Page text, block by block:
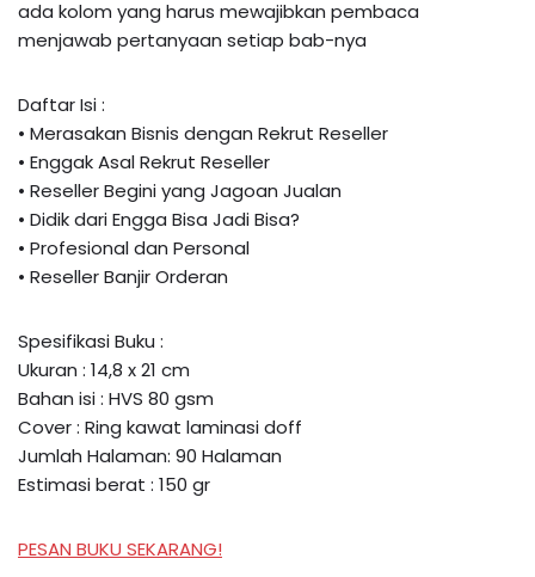
ada kolom yang harus mewajibkan pembaca
menjawab pertanyaan setiap bab-nya
Daftar Isi :
• Merasakan Bisnis dengan Rekrut Reseller
• Enggak Asal Rekrut Reseller
• Reseller Begini yang Jagoan Jualan
• Didik dari Engga Bisa Jadi Bisa?
• Profesional dan Personal
• Reseller Banjir Orderan
Spesifikasi Buku :
Ukuran : 14,8 x 21 cm
Bahan isi : HVS 80 gsm
Cover : Ring kawat laminasi doff
Jumlah Halaman: 90 Halaman
Estimasi berat : 150 gr
PESAN BUKU SEKARANG!